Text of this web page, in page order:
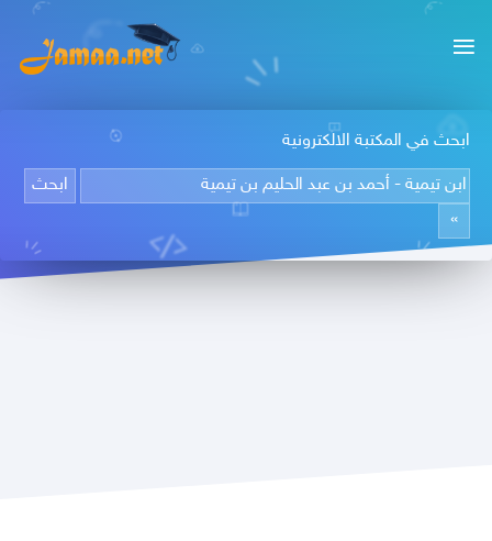
ابحث في المكتبة الالكترونية